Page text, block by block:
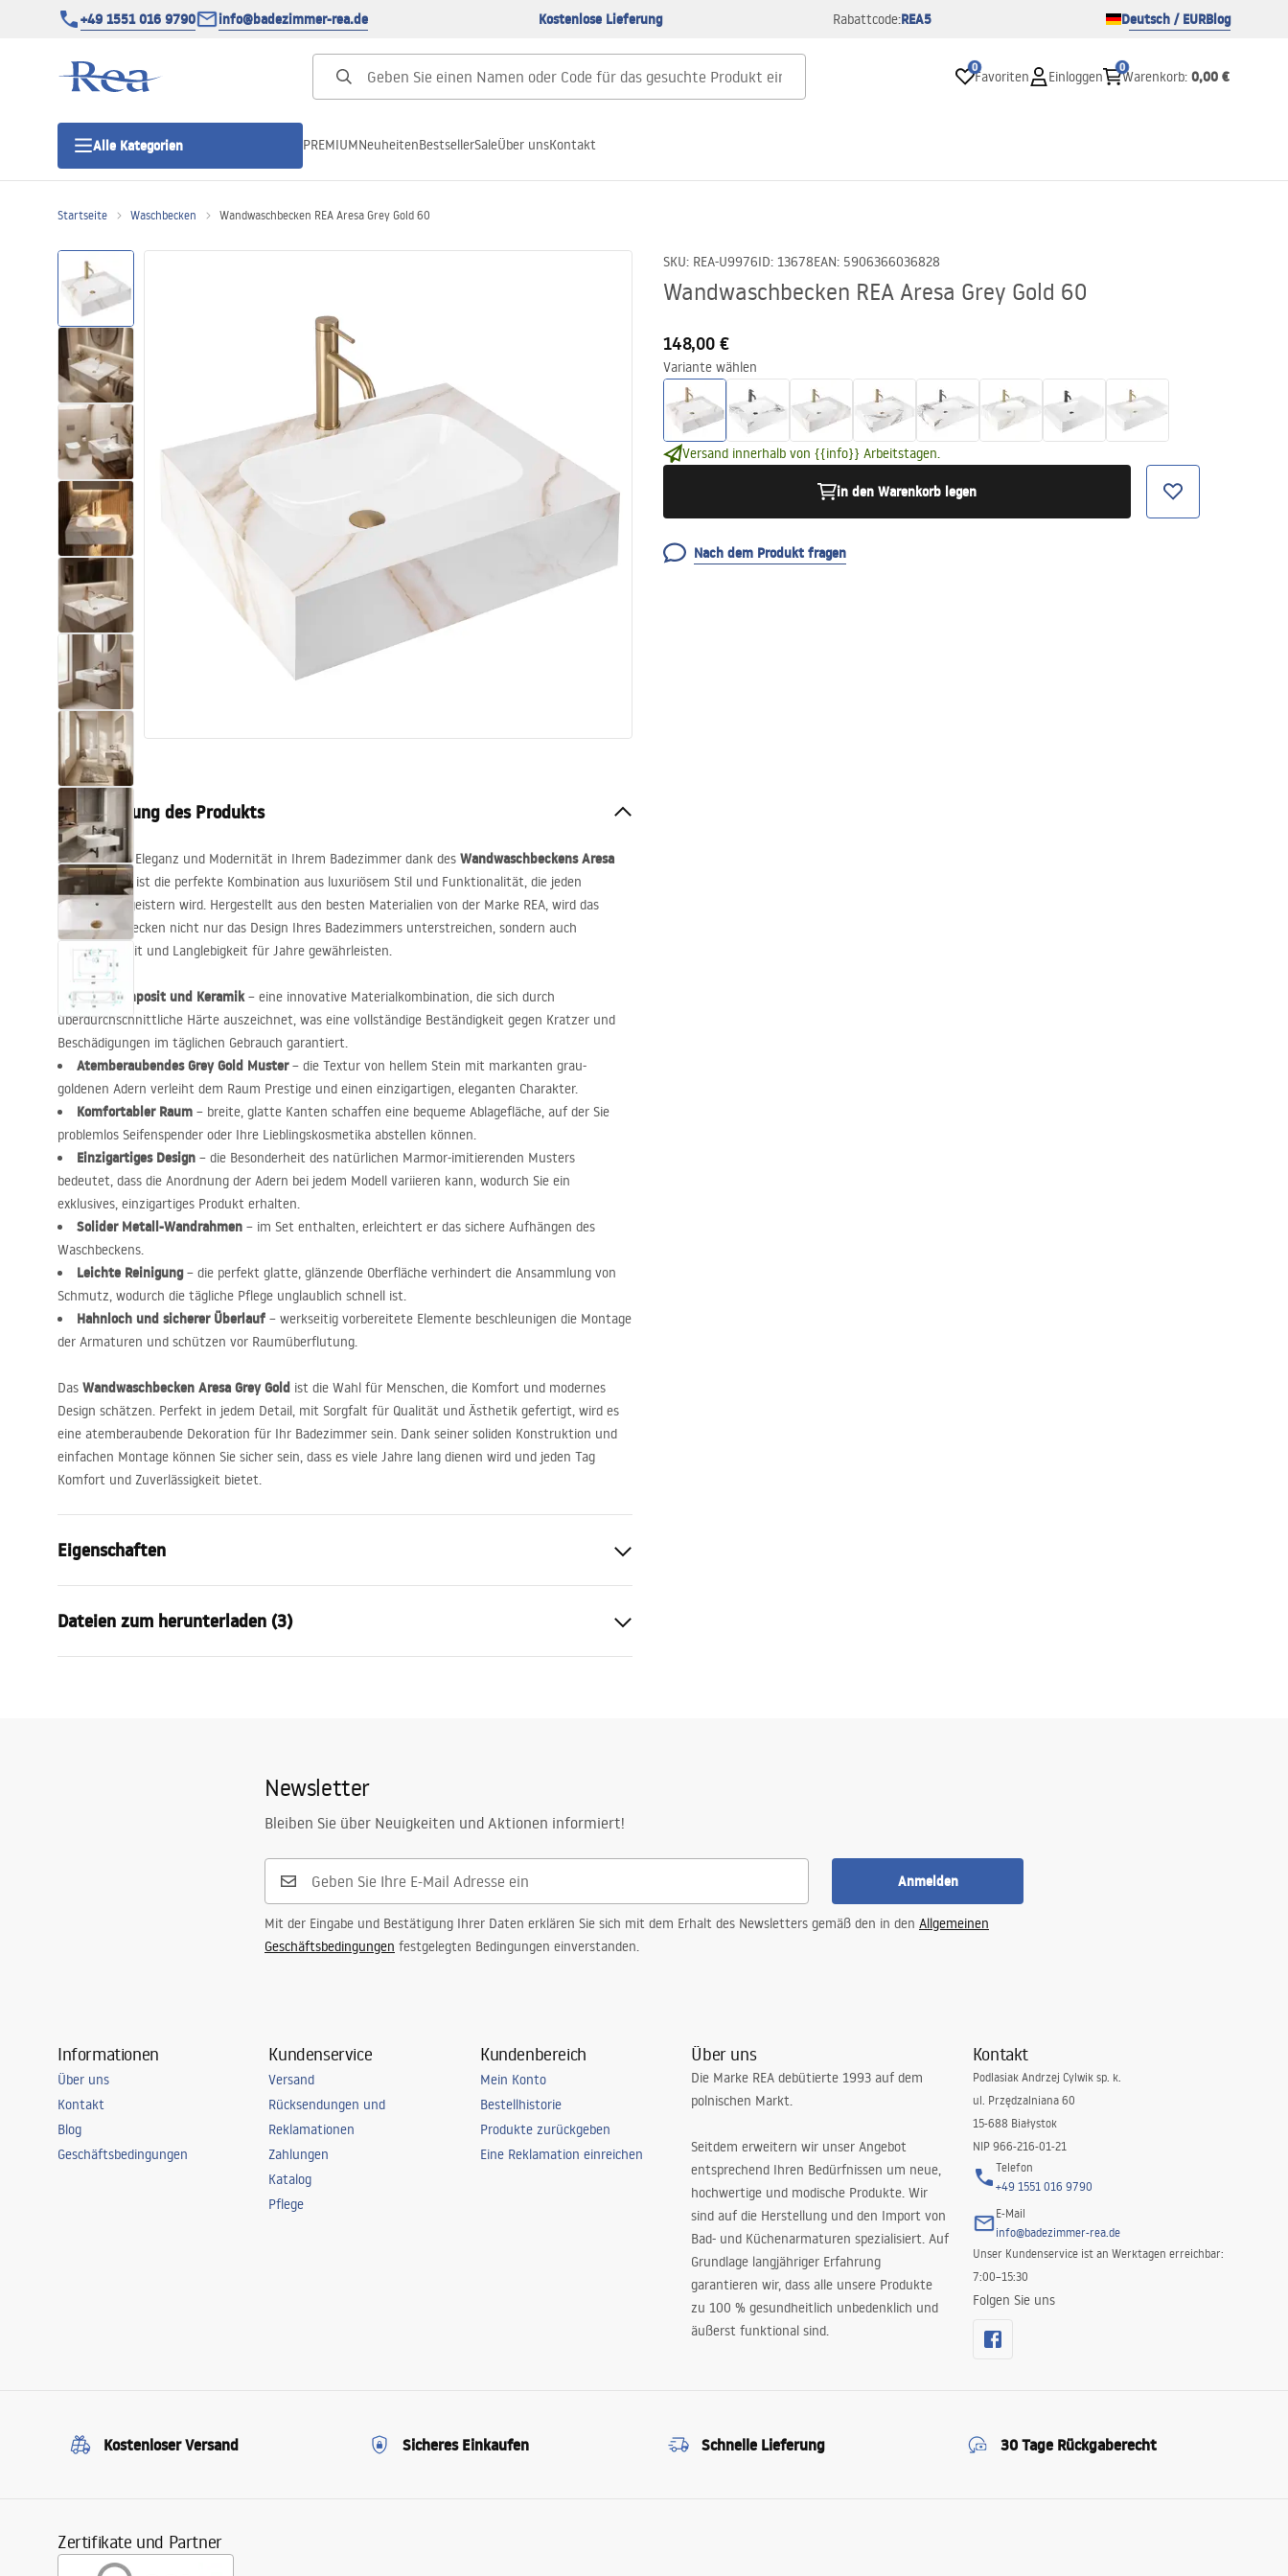
+49 1551 016 9790 info@badezimmer-rea.de Kostenlose Lieferung Rabattcode:REA5 Deutsch / EURBlog
0
Favoriten Einloggen
0
Warenkorb: 0,00 €
Alle Kategorien
Duschtüren
Duschwannen
Duschrinnen
Toiletten
Waschbecken
Wannen und
Badewannenaufsätze
Badarmaturen
Duschen
Küche
Badezimmerzubehör und Möbel
PREMIUMNeuheitenBestsellerSaleÜber unsKontakt
Startseite Waschbecken Wandwaschbecken REA Aresa Grey Gold 60
SKU: REA-U9976ID: 13678EAN: 5906366036828
Wandwaschbecken REA Aresa Grey Gold 60
148,00 €
Variante wählen
Versand innerhalb von {{info}} Arbeitstagen.
in den Warenkorb legen
Nach dem Produkt fragen
Beschreibung des Produkts
Schätzen Sie Eleganz und Modernität in Ihrem Badezimmer dank des Wandwaschbeckens Aresa
Grey Gold
. Es ist die perfekte Kombination aus luxuriösem Stil und Funktionalität, die jeden
Benutzer begeistern wird. Hergestellt aus den besten Materialien von der Marke REA, wird das
Wandwaschbecken nicht nur das Design Ihres Badezimmers unterstreichen, sondern auch
Zuverlässigkeit und Langlebigkeit für Jahre gewährleisten.
Quarzkomposit und Keramik– eine innovative Materialkombination, die sich durch
überdurchschnittliche Härte auszeichnet, was eine vollständige Beständigkeit gegen Kratzer und
Beschädigungen im täglichen Gebrauch garantiert.
Atemberaubendes Grey Gold Muster– die Textur von hellem Stein mit markanten grau-
goldenen Adern verleiht dem Raum Prestige und einen einzigartigen, eleganten Charakter.
Komfortabler Raum – breite, glatte Kanten schaffen eine bequeme Ablagefläche, auf der Sie
problemlos Seifenspender oder Ihre Lieblingskosmetika abstellen können.
Einzigartiges Design – die Besonderheit des natürlichen Marmor-imitierenden Musters
bedeutet, dass die Anordnung der Adern bei jedem Modell variieren kann, wodurch Sie ein
exklusives, einzigartiges Produkt erhalten.
Solider Metall-Wandrahmen – im Set enthalten, erleichtert er das sichere Aufhängen des
Waschbeckens.
Leichte Reinigung– die perfekt glatte, glänzende Oberfläche verhindert die Ansammlung von
Schmutz, wodurch die tägliche Pflege unglaublich schnell ist.
Hahnloch und sicherer Überlauf – werkseitig vorbereitete Elemente beschleunigen die Montage
der Armaturen und schützen vor Raumüberflutung.
Das Wandwaschbecken Aresa Grey Gold ist die Wahl für Menschen, die Komfort und modernes
Design schätzen. Perfekt in jedem Detail, mit Sorgfalt für Qualität und Ästhetik gefertigt, wird es
eine atemberaubende Dekoration für Ihr Badezimmer sein. Dank seiner soliden Konstruktion und
einfachen Montage können Sie sicher sein, dass es viele Jahre lang dienen wird und jeden Tag
Komfort und Zuverlässigkeit bietet.
Eigenschaften
Material
Farbe
Weiß, Steinoptik
160
120 mm
Ja
Ja
Dateien zum herunterladen (3)
Instrukcja_monta__u_Umywalki_A
Newsletter
Bleiben Sie über Neuigkeiten und Aktionen informiert!
Anmelden
Mit der Eingabe und Bestätigung Ihrer Daten erklären Sie sich mit dem Erhalt des Newsletters gemäß den in den Allgemeinen
Geschäftsbedingungen festgelegten Bedingungen einverstanden.
Informationen
Über uns
Kontakt
Blog
Geschäftsbedingungen
Kundenservice
Versand
Rücksendungen und
Reklamationen
Zahlungen
Katalog
Pflege
Kundenbereich
Mein Konto
Bestellhistorie
Produkte zurückgeben
Eine Reklamation einreichen
Über uns
Die Marke REA debütierte 1993 auf dem
polnischen Markt.
Seitdem erweitern wir unser Angebot
entsprechend Ihren Bedürfnissen um neue,
hochwertige und modische Produkte. Wir
sind auf die Herstellung und den Import von
Bad- und Küchenarmaturen spezialisiert. Auf
Grundlage langjähriger Erfahrung
garantieren wir, dass alle unsere Produkte
zu 100 % gesundheitlich unbedenklich und
äußerst funktional sind.
Kontakt
Podlasiak Andrzej Cylwik sp. k.
ul. Przędzalniana 60
15-688 Białystok
NIP 966-216-01-21
Telefon
+49 1551 016 9790
E-Mail
info@badezimmer-rea.de
Unser Kundenservice ist an Werktagen erreichbar:
7:00–15:30
Folgen Sie uns
Kostenloser Versand Sicheres Einkaufen Schnelle Lieferung 30 Tage Rückgaberecht
Zertifikate und Partner